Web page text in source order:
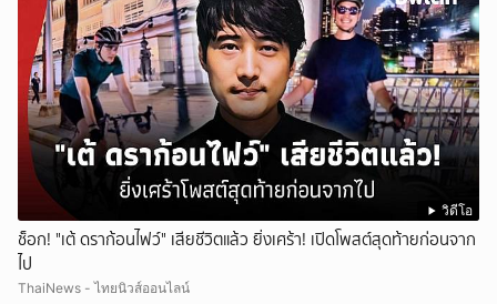
วิดีโอ
ช็อก! "เต้ ดราก้อนไฟว์" เสียชีวิตแล้ว ยิ่งเศร้า! เปิดโพสต์สุดท้ายก่อนจาก
ไป
ThaiNews - ไทยนิวส์ออนไลน์